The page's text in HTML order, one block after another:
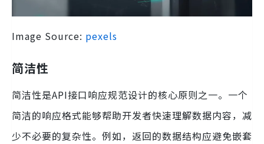
Image Source: pexels
简洁性
简洁性是API接口响应规范设计的核心原则之一。一个
简洁的响应格式能够帮助开发者快速理解数据内容，减
少不必要的复杂性。例如，返回的数据结构应避免嵌套